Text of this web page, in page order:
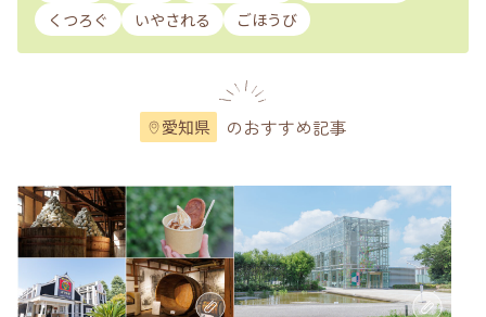
くつろぐ
いやされる ごほうび
愛知県 のおすすめ記事